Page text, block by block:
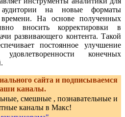
аудитории на новые форматы
На основе полученных
вносить корректировки в
развивающего контента. Такой
постоянное улучшение
конечных
сайта и подписываемся
каналы.
смешные , познавательные и
каналы в Макс!